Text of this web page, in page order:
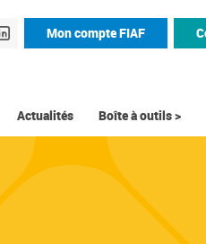
Mon compte FIAF
Actualités Boîte à outils >